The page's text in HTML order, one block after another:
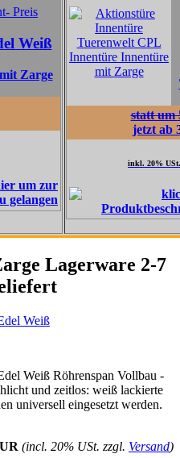
CPL
Türblatt
statt um 517 €uro
jetzt ab 362 €uro
inkl. 20% USt. zzgl. Versand
Lagerware 2-7
Weiß
Weiß Röhrenspan Vollbau -
und zeitlos: weiß lackierte
universell eingesetzt werden.
(incl. 20% USt. zzgl. Versand)